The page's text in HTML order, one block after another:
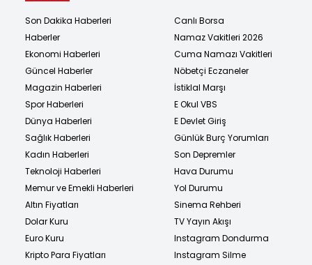
Son Dakika Haberleri
Haberler
Ekonomi Haberleri
Güncel Haberler
Magazin Haberleri
Spor Haberleri
Dünya Haberleri
Sağlık Haberleri
Kadın Haberleri
Teknoloji Haberleri
Memur ve Emekli Haberleri
Altın Fiyatları
Dolar Kuru
Euro Kuru
Kripto Para Fiyatları
Canlı Borsa
Namaz Vakitleri 2026
Cuma Namazı Vakitleri
Nöbetçi Eczaneler
İstiklal Marşı
E Okul VBS
E Devlet Giriş
Günlük Burç Yorumları
Son Depremler
Hava Durumu
Yol Durumu
Sinema Rehberi
TV Yayın Akışı
Instagram Dondurma
Instagram Silme